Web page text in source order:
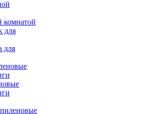
комнатой
для
для